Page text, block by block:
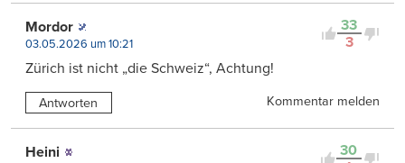
33
3
Mordor
03.05.2026 um 10:21
Zürich ist nicht „die Schweiz“, Achtung!
Antworten Kommentar melden
30
Heini